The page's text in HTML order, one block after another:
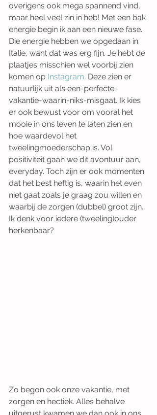
overigens ook mega spannend vind,
maar heel veel zin in heb! Met een bak
energie begin ik aan een nieuwe fase.
Die energie hebben we opgedaan in
Italie, want dat was erg fijn. Je hebt de
plaatjes misschien wel voorbij zien
komen op Instagram. Deze zien er
natuurlijk uit als een-perfecte-
vakantie-waarin-niks-misgaat. Ik kies
er ook bewust voor om vooral het
mooie in ons leven te laten zien en
hoe waardevol het
tweelingmoederschap is. Vol
positiviteit gaan we dit avontuur aan,
everyday. Toch zijn er ook momenten
dat het best heftig is, waarin het even
niet gaat zoals je graag zou willen en
waarbij de zorgen (dubbel) groot zijn.
Ik denk voor iedere (tweeling)ouder
herkenbaar?
Zo begon ook onze vakantie, met
zorgen en hectiek. Alles behalve